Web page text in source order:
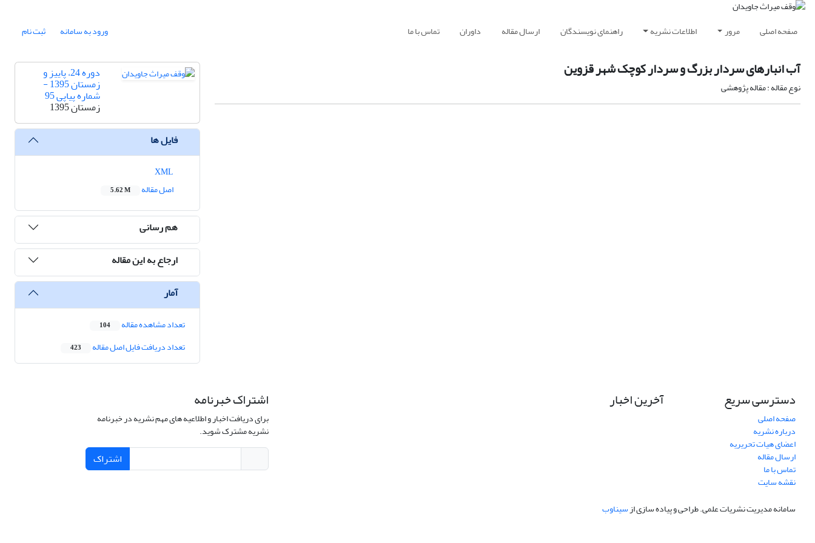
صفحه اصلی مرور اطلاعات نشریه راهنمای نویسندگان ارسال مقاله داوران تماس با ما ورود به سامانه ثبت نام
آب انبارهای سردار بزرگ و سردار کوچک شهر قزوین
نوع مقاله : مقاله پژوهشی
دوره 24، پاییز و
زمستان 1395 -
شماره پیاپی 95
زمستان 1395
فایل ها
اصل مقاله
5.62 M
هم رسانی
ارجاع به این مقاله
آمار
تعداد مشاهده مقاله 104
تعداد دریافت فایل اصل مقاله 423
دسترسی سریع
صفحه اصلی
درباره نشریه
اعضای هیات تحریریه
ارسال مقاله
تماس با ما
نقشه سایت
آخرین اخبار اشتراک خبرنامه
برای دریافت اخبار و اطلاعیه های مهم نشریه در خبرنامه
نشریه مشترک شوید.
اشتراک
سامانه مدیریت نشریات علمی.طراحی و پیاده سازی ازسیناوب